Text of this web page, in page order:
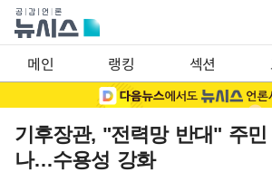
메인 랭킹 섹션
기후장관, "전력망 반대" 주
나…수용성 강화